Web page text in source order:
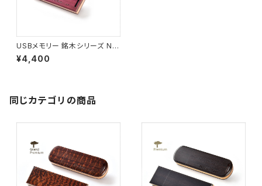
USBメモリー 銘木シリーズ N15
パープルハート ショート(8G)
¥4,400
同じカテゴリの商品